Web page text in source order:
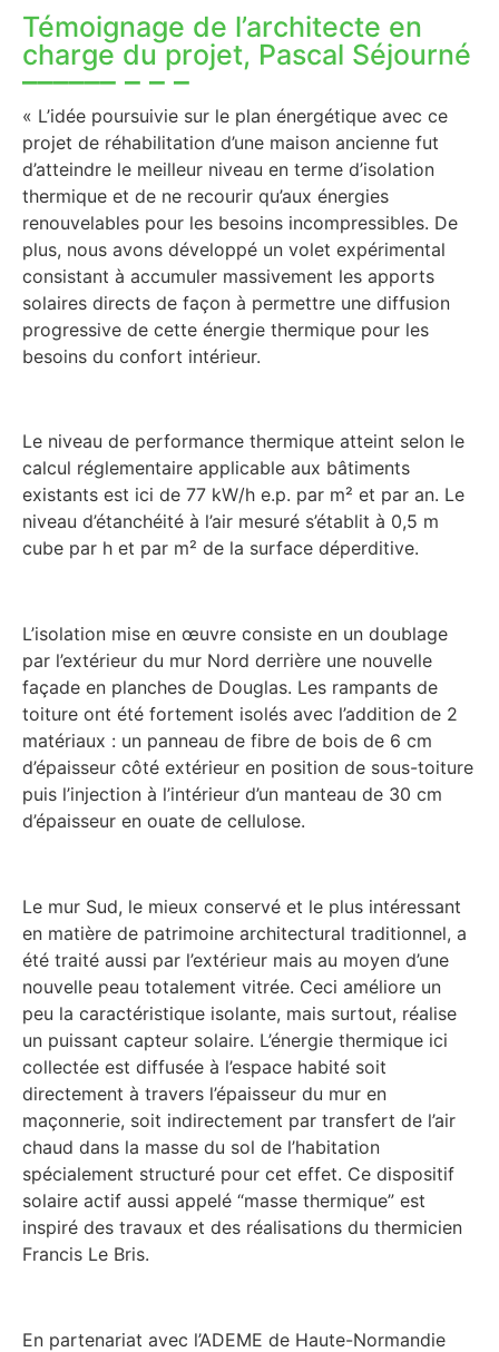
Témoignage de l’architecte en
charge du projet, Pascal Séjourné
« L’idée poursuivie sur le plan énergétique avec ce
projet de réhabilitation d’une maison ancienne fut
d’atteindre le meilleur niveau en terme d’isolation
thermique et de ne recourir qu’aux énergies
renouvelables pour les besoins incompressibles. De
plus, nous avons développé un volet expérimental
consistant à accumuler massivement les apports
solaires directs de façon à permettre une diffusion
progressive de cette énergie thermique pour les
besoins du confort intérieur.
Le niveau de performance thermique atteint selon le
calcul réglementaire applicable aux bâtiments
existants est ici de 77 kW/h e.p. par m² et par an. Le
niveau d’étanchéité à l’air mesuré s’établit à 0,5 m
cube par h et par m² de la surface déperditive.
L’isolation mise en œuvre consiste en un doublage
par l’extérieur du mur Nord derrière une nouvelle
façade en planches de Douglas. Les rampants de
toiture ont été fortement isolés avec l’addition de 2
matériaux : un panneau de fibre de bois de 6 cm
d’épaisseur côté extérieur en position de sous-toiture
puis l’injection à l’intérieur d’un manteau de 30 cm
d’épaisseur en ouate de cellulose.
Le mur Sud, le mieux conservé et le plus intéressant
en matière de patrimoine architectural traditionnel, a
été traité aussi par l’extérieur mais au moyen d’une
nouvelle peau totalement vitrée. Ceci améliore un
peu la caractéristique isolante, mais surtout, réalise
un puissant capteur solaire. L’énergie thermique ici
collectée est diffusée à l’espace habité soit
directement à travers l’épaisseur du mur en
maçonnerie, soit indirectement par transfert de l’air
chaud dans la masse du sol de l’habitation
spécialement structuré pour cet effet. Ce dispositif
solaire actif aussi appelé “masse thermique” est
inspiré des travaux et des réalisations du thermicien
Francis Le Bris.
En partenariat avec l’ADEME de Haute-Normandie